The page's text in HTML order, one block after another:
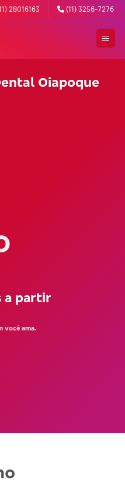
28016163 (11) 3256-7276
Oiapoque
a partir
você ama.